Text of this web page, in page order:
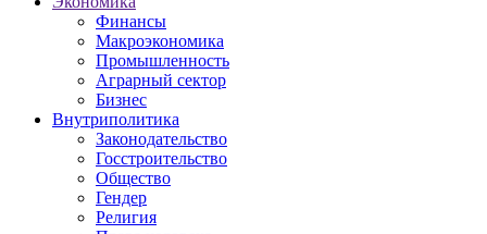
Финансы
Макроэкономика
Промышленность
Аграрный сектор
Бизнес
Внутриполитика
Законодательство
Госстроительство
Общество
Гендер
Религия